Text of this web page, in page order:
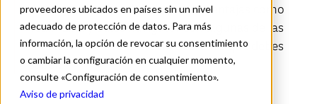
proveedores ubicados en países sin un nivel
adecuado de protección de datos. Para más
información, la opción de revocar su consentimiento
o cambiar la configuración en cualquier momento,
consulte «Configuración de consentimiento».
Aviso de privacidad
de contenido de calidad y varias ventajas como
Team Link y Sales navigator son algunas de las
características de LinkedIn sobre las que debes
saber.